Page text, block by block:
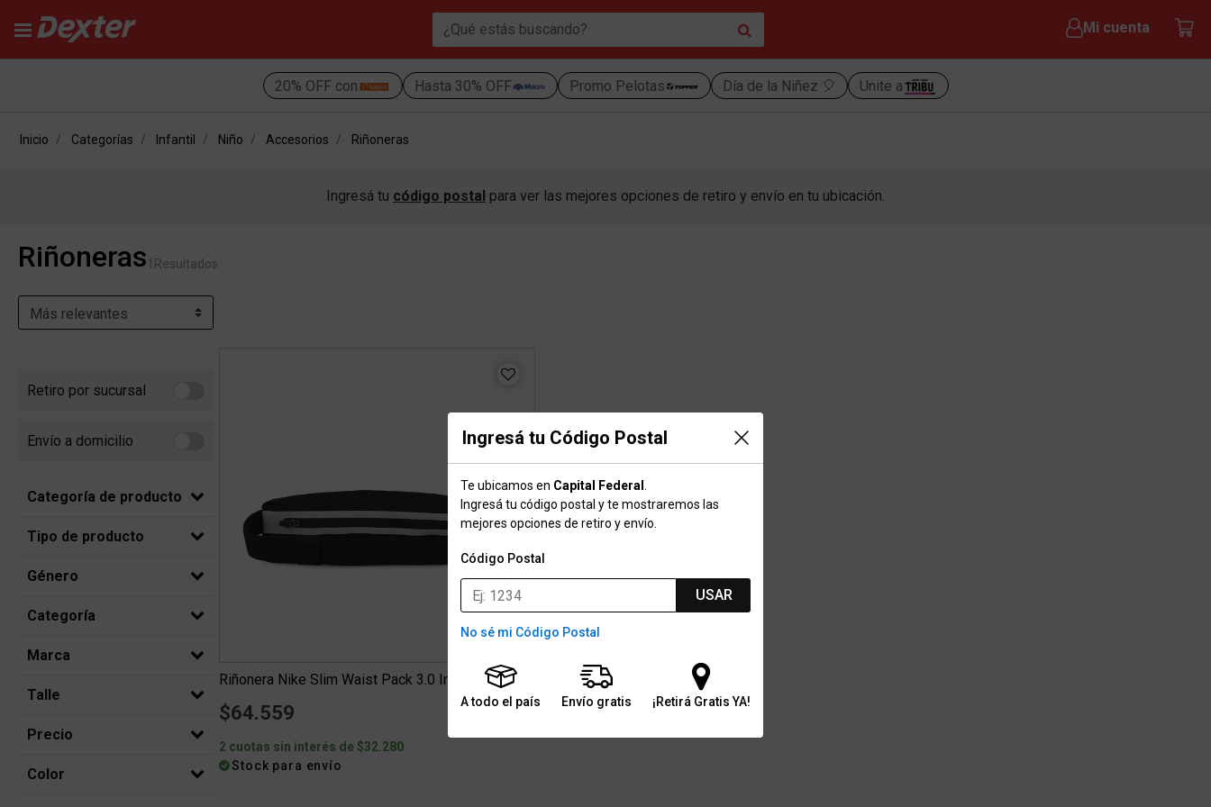
Mi cuenta
20% OFF con Hasta 30% OFF Promo Pelotas Día de la Niñez 🎈 Unite a
Ingresá tu Código Postal
Te ubicamos en Capital Federal
Ingresá tu código postal y te mostraremos las
mejores opciones de retiro y envío.
Código Postal
USAR
No sé mi Código Postal
A todo el país Envío gratis ¡Retirá Gratis YA!
Inicio Categorías Infantil Niño Accesorios Riñoneras
Ingresá tu código postal para ver las mejores opciones de retiro y envío en tu ubicación.
Riñoneras1 Resultados
Retiro por sucursal
Refine by Retiro por sucursal: Retiro por sucursal
Envío a domicilio
Refine by Envío a domicilio: Envio a domicilio
Categoría de producto
Tipo de producto
Género
Categoría
Marca
Talle
Precio
Color
Riñonera Nike Slim Waist Pack 3.0 Infantil
$64.559
2 cuotas sin interés de $32.280
Stock para envío